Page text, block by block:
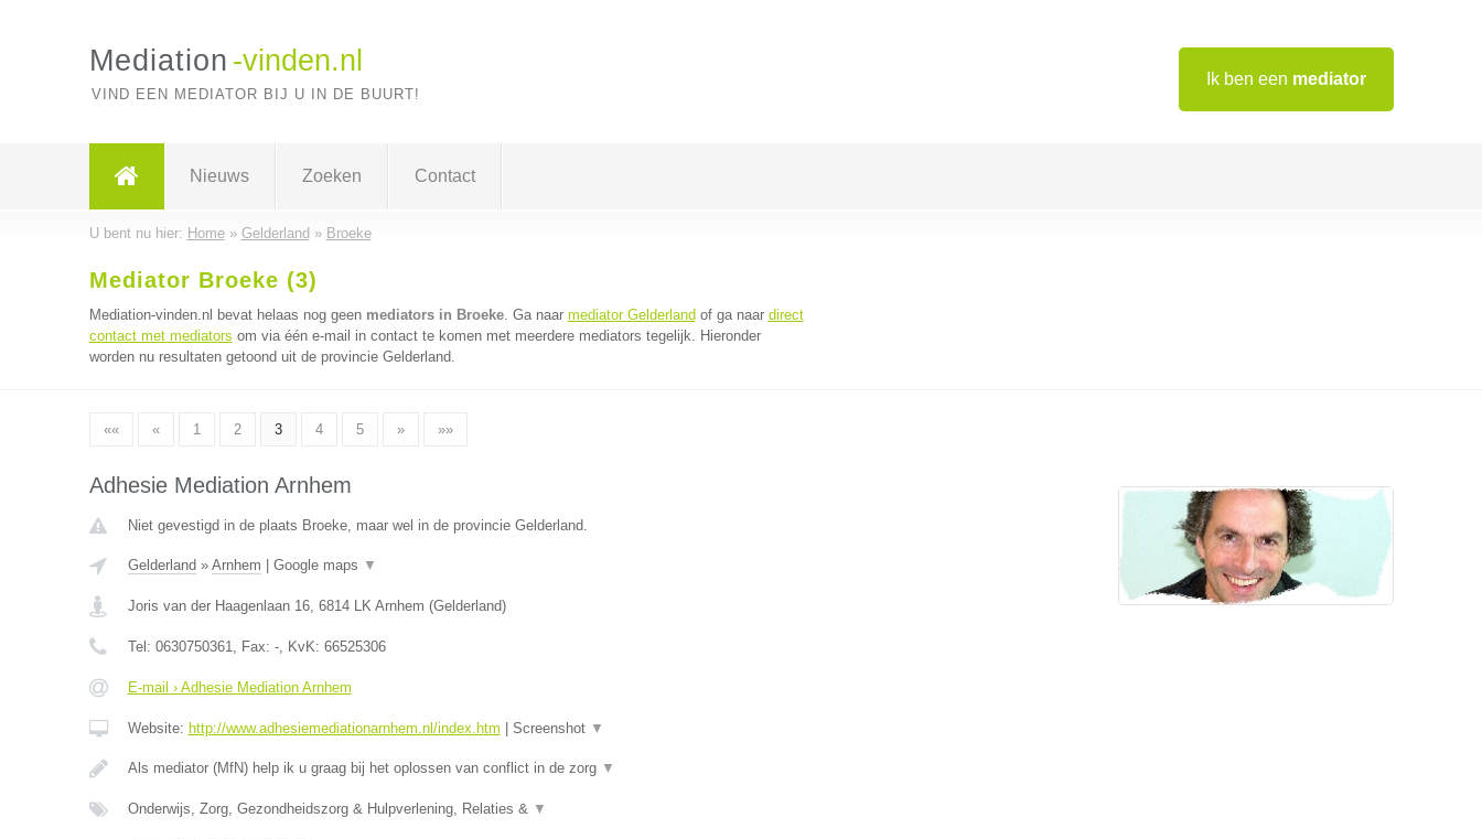
Ik ben een mediator
Mediation -vinden.nl
VIND EEN MEDIATOR BIJ U IN DE BUURT!
Nieuws Zoeken Contact
U bent nu hier: Home» Gelderland » Broeke
Mediator Broeke (3)
Mediation-vinden.nl bevat helaas nog geen mediators in Broeke. Ga naar mediator Gelderland of ga naar direct
contact met mediators om via één e-mail in contact te komen met meerdere mediators tegelijk. Hieronder
worden nu resultaten getoond uit de provincie Gelderland.
«« « 1 2 3 4 5 » »»
Adhesie Mediation Arnhem
Niet gevestigd in de plaats Broeke, maar wel in de provincie Gelderland.
Gelderland » Arnhem Google maps ▼
Joris van der Haagenlaan 16, 6814 LK Arnhem (Gelderland)
Tel: 0630750361, Fax: -, KvK: 66525306
E-mail › Adhesie Mediation Arnhem
Website: http://www.adhesiemediationarnhem.nl/index.htm Screenshot ▼
Als mediator (MfN) help ik u graag bij het oplossen van conflict in de zorg ▼
Onderwijs, Zorg, Gezondheidszorg & Hulpverlening, Relaties & ▼